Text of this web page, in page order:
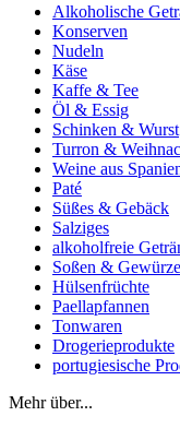
Alkoholische
Konserven
Nudeln
Käse
Kaffe & Tee
Öl & Essig
Schinken & Wurst
Turron &
Weine aus
Paté
Süßes & Gebäck
Salziges
alkoholfreie
Soßen & Gewürze
Hülsenfrüchte
Paellapfannen
Tonwaren
Drogerieprodukte
portugiesische
Mehr über...